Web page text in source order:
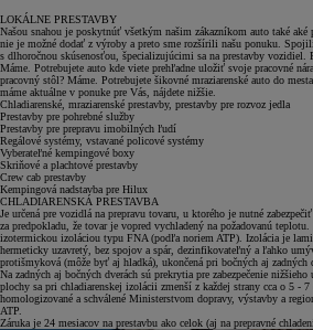
LOKÁLNE PRESTAVBY
Našou snahou je poskytnúť všetkým našim zákazníkom auto také aké
nie je možné dodať z výroby a preto sme rozšírili našu ponuku.
s dlhoročnou skúsenosťou, špecializujúcimi sa na prestavby vozidiel.
Máme. Potrebujete auto kde viete prehľadne uložiť svoje pracovné
pracovný stôl? Máme. Potrebujete šikovné mraziarenské auto do
máme aktuálne v ponuke pre Vás, nájdete nižšie.
Chladiarenské, mraziarenské prestavby, prestavby pre rozvoz jedla
Prestavby pre pohrebné služby
Prestavby pre prepravu imobilných ľudí
Regálové systémy, vstavané policové systémy
Vyberateľné kempingové boxy
Skriňové a plachtové prestavby
Crew cab prestavby
Kempingová nadstavba pre Hilux
CHLADIARENSKÁ PRESTAVBA
Je určená pre vozidlá na prepravu tovaru, u ktorého je nutné
za predpokladu, že tovar je vopred vychladený na požadovanú
izotermickou izoláciou typu FNA (podľa noriem ATP). Izolácia je
hermeticky uzavretý, bez spojov a spár, dezinfikovateľný a ľahko
protišmyková (môže byť aj hladká), ukončená pri bočných aj zadných
Na zadných aj bočných dverách sú prekrytia pre zabezpečenie
plochy sa pri chladiarenskej izolácii zmenší z každej strany cca o 5 -
homologizované a schválené Ministerstvom dopravy, výstavby a
ATP.
Záruka je 24 mesiacov na prestavbu ako celok (aj na prepravné